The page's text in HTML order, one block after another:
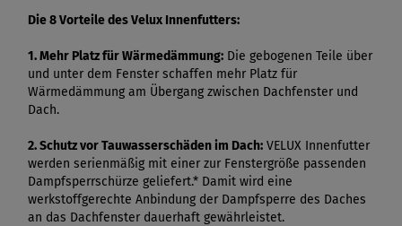
Die 8 Vorteile des Velux Innenfutters:
1. Mehr Platz für Wärmedämmung: Die gebogenen Teile über
und unter dem Fenster schaffen mehr Platz für
Wärmedämmung am Übergang zwischen Dachfenster und
Dach.
2. Schutz vor Tauwasserschäden im Dach: VELUX Innenfutter
werden serienmäßig mit einer zur Fenstergröße passenden
Dampfsperrschürze geliefert.* Damit wird eine
werkstoffgerechte Anbindung der Dampfsperre des Daches
an das Dachfenster dauerhaft gewährleistet.